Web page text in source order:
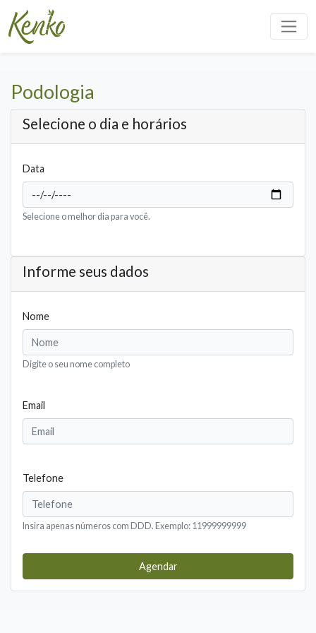
Podologia
Selecione o dia e horários
Data
Selecione o melhor dia para você.
Informe seus dados
Nome
Digite o seu nome completo
Email
Telefone
Insira apenas números com DDD. Exemplo: 11999999999
Agendar